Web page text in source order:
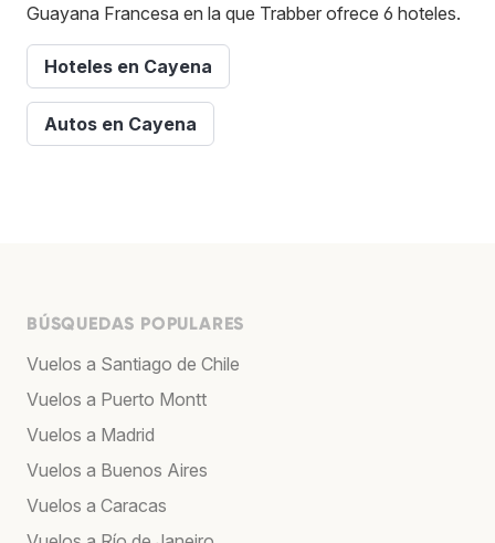
Guayana Francesa en la que Trabber ofrece 6 hoteles.
Hoteles en Cayena
Autos en Cayena
BÚSQUEDAS POPULARES
Vuelos a Santiago de Chile
Vuelos a Puerto Montt
Vuelos a Madrid
Vuelos a Buenos Aires
Vuelos a Caracas